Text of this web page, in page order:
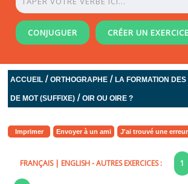
CONJUGUER CRÉER UN EXERCICE
ACCUEIL /ORTHOGRAPHE /LA FORMATION DES
DE MOT (SUFFIXE) /OIR OU OIRE ?
Imprimer Envoyer à un ami J'ai trouvé une
FRANÇAIS| ENGLISH- AUTRES EXERCICES : 1